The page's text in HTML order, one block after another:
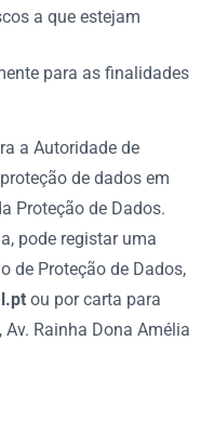
a que estejam
para as finalidades
a Autoridade de
de dados em
Proteção de Dados.
pode registar uma
de Proteção de Dados,
ou por carta para
Rainha Dona Amélia